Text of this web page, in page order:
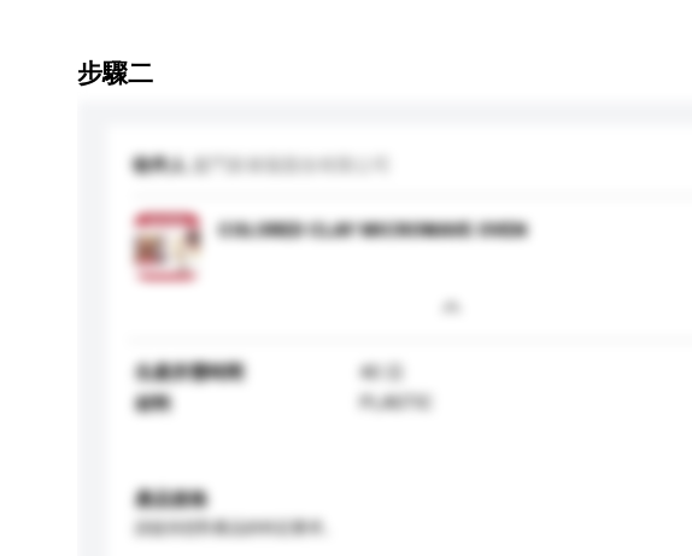
步驟二
收件人
COLORED CLAY MICROWAVE OVEN
生產所需時間
40 日
材料
PLASTIC
產品規格